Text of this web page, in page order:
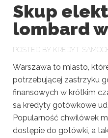
Skup
lombard
POSTED BY KREDYT-
Warszawa to miasto,
potrzebującej zastrzyku
finansowych w krótkim
są kredyty gotówkowe
Popularność chwilówek
dostępie do gotówki, a